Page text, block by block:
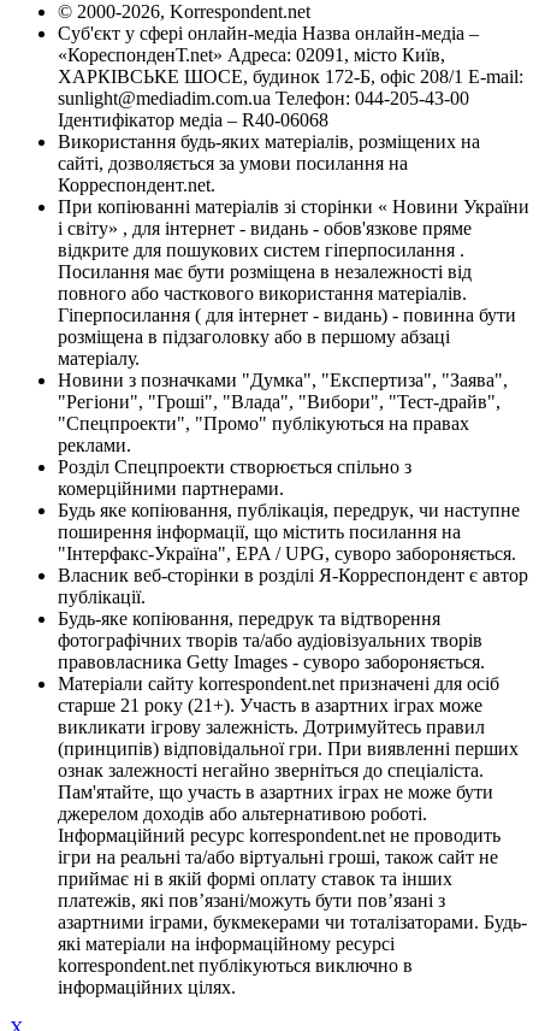
© 2000-2026, Korrespondent.net
Суб'єкт у сфері онлайн-медіа Назва онлайн-медіа –
«КореспонденТ.net» Адреса: 02091, місто Київ,
ХАРКІВСЬКЕ ШОСЕ, будинок 172-Б, офіс 208/1 E-mail:
sunlight@mediadim.com.ua Телефон: 044-205-43-00
Ідентифікатор медіа – R40-06068
Використання будь-яких матеріалів, розміщених на
сайті, дозволяється за умови посилання на
Корреспондент.net.
При копіюванні матеріалів зі сторінки « Новини України
і світу» , для інтернет - видань - обов'язкове пряме
відкрите для пошукових систем гіперпосилання .
Посилання має бути розміщена в незалежності від
повного або часткового використання матеріалів.
Гіперпосилання ( для інтернет - видань) - повинна бути
розміщена в підзаголовку або в першому абзаці
матеріалу.
Новини з позначками "Думка", "Експертиза", "Заява",
"Регіони", "Гроші", "Влада", "Вибори", "Тест-драйв",
"Спецпроекти", "Промо" публікуються на правах
реклами.
Розділ Спецпроекти створюється спільно з
комерційними партнерами.
Будь яке копіювання, публікація, передрук, чи наступне
поширення інформації, що містить посилання на
"Інтерфакс-Україна", EPA / UPG, суворо забороняється.
Власник веб-сторінки в розділі Я-Корреспондент є автор
публікації.
Будь-яке копіювання, передрук та відтворення
фотографічних творів та/або аудіовізуальних творів
правовласника Getty Images - суворо забороняється.
Матеріали сайту korrespondent.net призначені для осіб
старше 21 року (21+). Участь в азартних іграх може
викликати ігрову залежність. Дотримуйтесь правил
(принципів) відповідальної гри. При виявленні перших
ознак залежності негайно зверніться до спеціаліста.
Пам'ятайте, що участь в азартних іграх не може бути
джерелом доходів або альтернативою роботі.
Інформаційний ресурс korrespondent.net не проводить
ігри на реальні та/або віртуальні гроші, також сайт не
приймає ні в якій формі оплату ставок та інших
платежів, які пов’язані/можуть бути пов’язані з
азартними іграми, букмекерами чи тоталізаторами. Будь-
які матеріали на інформаційному ресурсі
korrespondent.net публікуються виключно в
інформаційних цілях.